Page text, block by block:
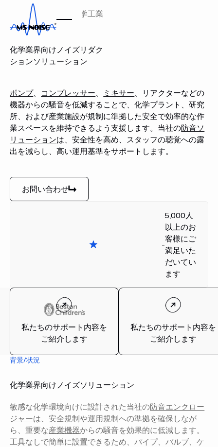
ホーム 化学工業
化学工業
化学業界向けノイズリダク
ションソリューション
ポンプ、 コンプレッサー ミキサー 、リアクターなどの
機器からの騒音を低減することで、化学プラント、研究
所、および産業施設が規制に準拠した安全で効率的な作
業スペースを維持できるよう支援します。当社の防音ソ
リューションは、安全性を高め、スタッフの聴覚への露
出を減らし、高い運用基準をサポートします。
お問い合わせ
お問い合わせ
-
5,000人
以上のお
客様にご
満足いた
だいてい
ます
私たちのサポート内容を
ご紹介します
私たちのサポート内容を
ご紹介します
背景/状況
化学業界向けノイズソリューション
敏感な化学環境向けに設計された当社の防音エンクロー
ジャーは、安全規制や運用規制への準拠を確保しなが
ら、重要な産業機器からの騒音を効果的に低減します。
工具なしで簡単に設置できるため、パイプ、バルブ、ケ